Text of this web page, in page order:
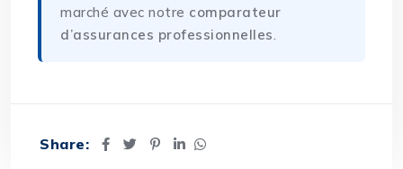
marché avec notre comparateur
d’assurances professionnelles.
Share: